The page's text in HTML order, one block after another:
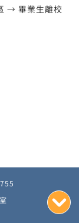
→ 畢業生離校